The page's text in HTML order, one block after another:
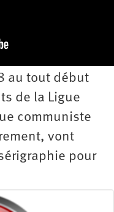
au tout début
de la Ligue
communiste
vont
pour